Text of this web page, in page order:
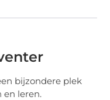
bijzondere plek
en leren.